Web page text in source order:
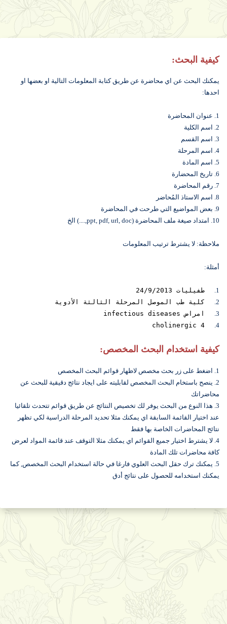
كيفية البحث:
يمكنك البحث عن اي محاضرة عن طريق كتابة المعلومات التالية او بعضها او
احدها:
1. عنوان المحاضرة
2. اسم الكلية
3. اسم القسم
4. اسم المرحلة
5. اسم المادة
6. تاريخ المحضارة
7. رقم المحاضرة
8. اسم الاستاذ المُحاضر
9. بعض المواضيع التي طرحت في المحاضرة
10. امتداد صيغة ملف المحاضرة (ppt, pdf, url, doc,....) الخ
ملاحظة: لا يشترط ترتيب المعلومات
أمثلة:
1.
طفيليات 24/9/2013
2.
كلية طب الموصل المرحلة الثالثة الأدوية
3.
امراض infectious diseases
4.
كيفية استخدام البحث المخصص:
1. اضغط على زر بحث مخصص لاظهار قوائم البحث المخصص
2. ينصح باستخام البحث المخصص لقابليته على ايجاد نتائج دقيقية للبحث عن
محاضراتك
3. هذا النوع من البحث يوفر لك تخصيص النتائج عن طريق قوائم تتحدث تلقائيا
عند اختيار القائمة السابقة اي يمكنك مثلا تحديد المرحلة الدراسية لكي تظهر
نتائج المحاضرات الخاصة بها فقط
4. لا يشترط اختيار جميع القوائم اي يمكنك مثلا التوقف عند قائمة المواد لعرض
كافة محاضرات تلك المادة
5. يمكنك ترك حقل البحث العلوي فارغا في حالة استخدام البحث المخصص, كما
يمكنك استخدامه للحصول على نتائج أدق